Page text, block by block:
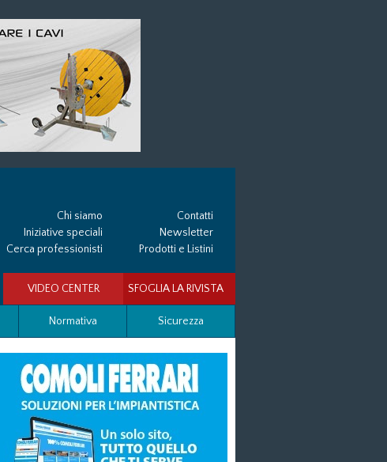
Chi siamo
Contatti
Iniziative speciali
Newsletter
Cerca professionisti
Prodotti e Listini
Normativa Sicurezza
SFOGLIA LA RIVISTA
VIDEO CENTER